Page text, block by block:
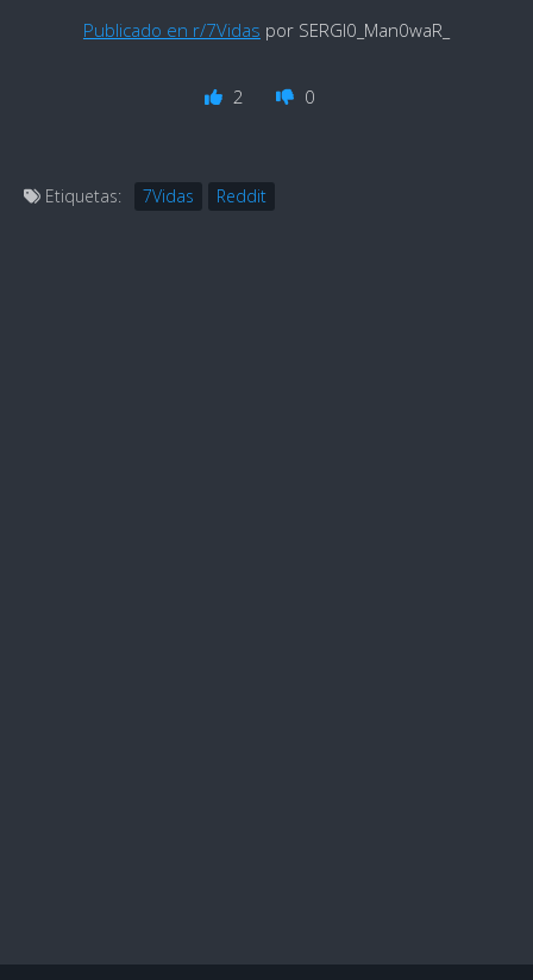
Publicado en r/7Vidas por SERGI0_Man0waR_
2 0
Etiquetas: 7Vidas Reddit